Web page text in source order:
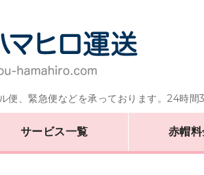
千
便、緊急便などを承っております。24時間
サービス一覧 赤帽